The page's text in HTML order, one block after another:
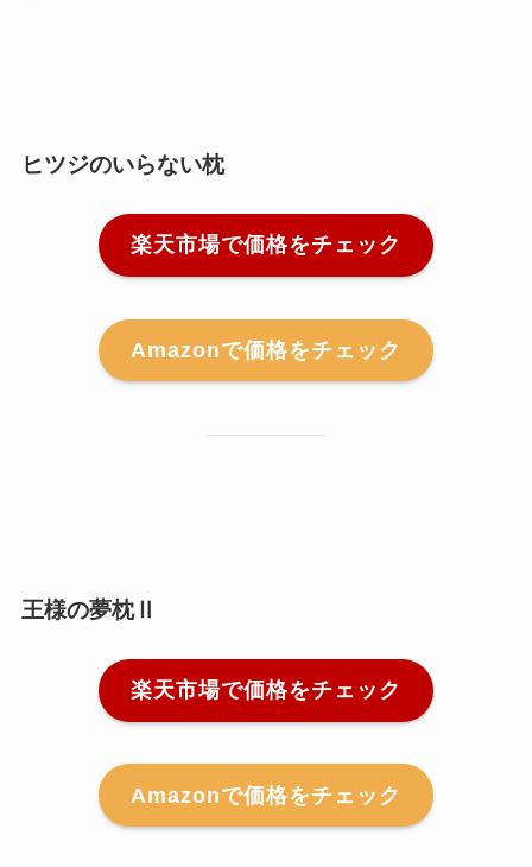
ヒツジのいらない枕
楽天市場で価格をチェック
Amazonで価格をチェック
王様の夢枕Ⅱ
楽天市場で価格をチェック
Amazonで価格をチェック